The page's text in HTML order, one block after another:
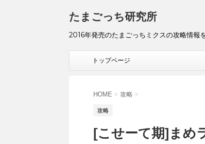
たまごっち研究所
2016年発売のたまごっちミクスの攻略情報
トップページ
HOME > 攻略 >
攻略
[こせーて期]まめ